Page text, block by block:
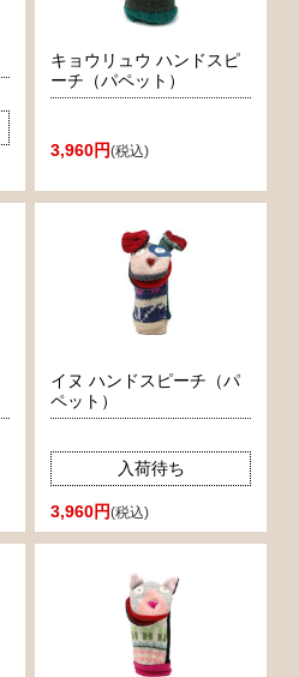
キョウリュウ ハンドスピ
ーチ（パペット）
3,960円(税込)
イヌ ハンドスピーチ（パ
ペット）
入荷待ち
3,960円(税込)